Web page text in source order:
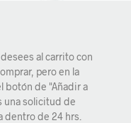
al carrito con
pero en la
botón de "Añadir a
una solicitud de
de 24 hrs.